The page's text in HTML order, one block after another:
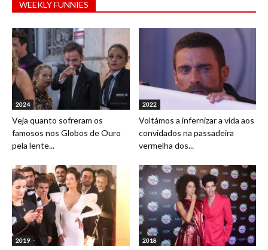
WEEKLY FUNNIES
2024
Veja quanto sofreram os
famosos nos Globos de Ouro
pela lente...
2022
Voltámos a infernizar a vida aos
convidados na passadeira
vermelha dos...
2019 2018